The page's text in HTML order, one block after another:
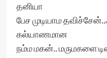
தனியா
பேச முடியாம
கல்யாணமான
நம்ம மகன்.. மருமகளை